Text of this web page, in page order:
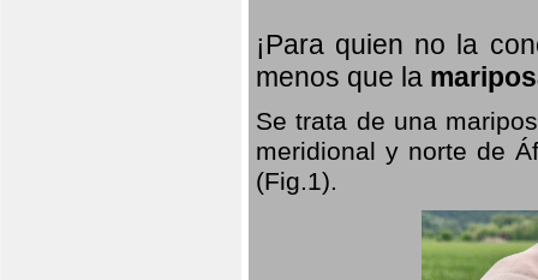
¡Para quien no la
menos que la
Se trata de una
meridional y norte de
(Fig.1).